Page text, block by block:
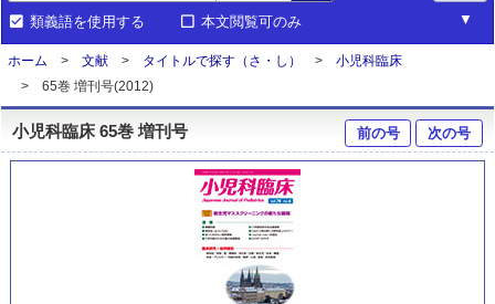
類義語を使用する 本文閲覧可のみ
ホーム 文献 タイトルで探す（さ・し）
小児科臨床
65巻 増刊号(2012)
小児科臨床 65巻 増刊号 前の号 次の号